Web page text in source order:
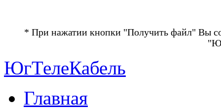
* При нажатии кнопки "Получить файл" Вы
ЮгТелеКабель
Главная